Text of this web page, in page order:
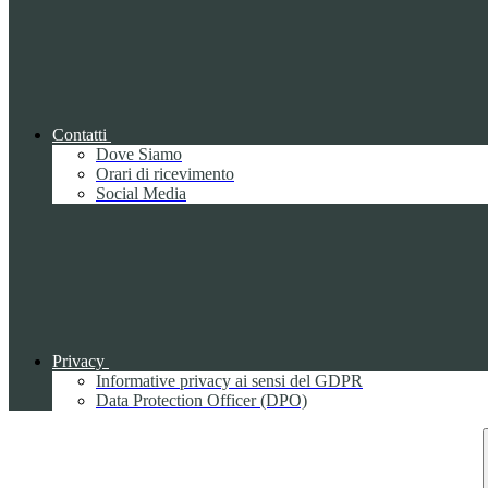
Contatti
Dove Siamo
Orari di ricevimento
Social Media
Privacy
Informative privacy ai sensi del GDPR
Data Protection Officer (DPO)